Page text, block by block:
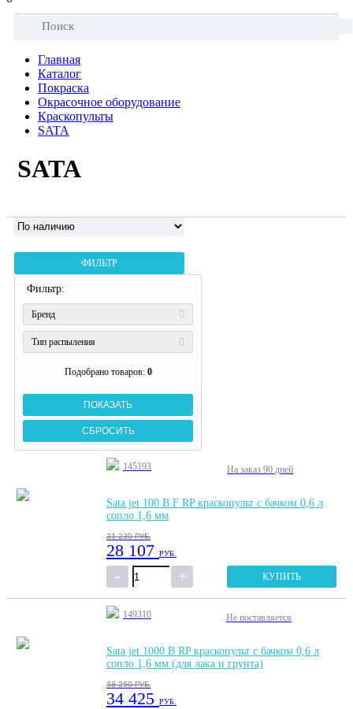
Главная
Каталог
Покраска
Окрасочное оборудование
Краскопульты
SATA
SATA
ФИЛЬТР
Фильтр:
Бренд
Тип распыления
Подобрано товаров: 0
145193 На заказ 90 дней
Sata jet 100 B F RP краскопульт с бачком 0,6 л
сопло 1,6 мм
31 230РУБ.
28 107 РУБ.
КУПИТЬ
149310 Не поставляется
Sata jet 1000 B RP краскопульт с бачком 0,6 л
сопло 1,6 мм (для лака и грунта)
38 250РУБ.
34 425 РУБ.